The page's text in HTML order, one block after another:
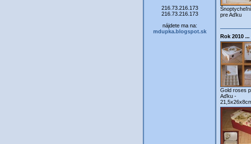
216.73.216.173
216.73.216.173
nájdete ma na:
mdupka.blogspot.sk
pre Aďku
Rok 2010 ...
Gold roses
Aďku -